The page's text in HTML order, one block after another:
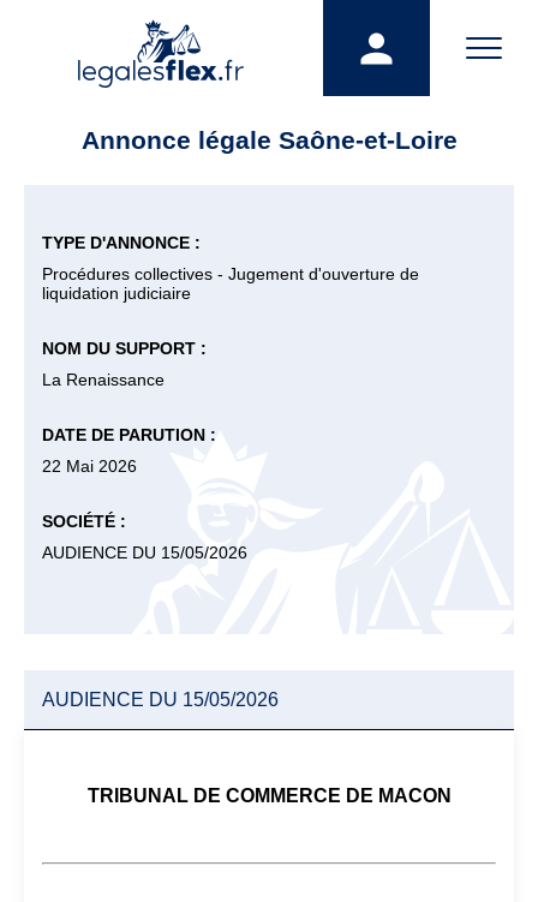
Annonce légale Saône-et-Loire
TYPE D'ANNONCE :
Procédures collectives - Jugement d'ouverture de
liquidation judiciaire
NOM DU SUPPORT :
La Renaissance
DATE DE PARUTION :
22 Mai 2026
SOCIÉTÉ :
AUDIENCE DU 15/05/2026
AUDIENCE DU 15/05/2026
TRIBUNAL DE COMMERCE DE MACON